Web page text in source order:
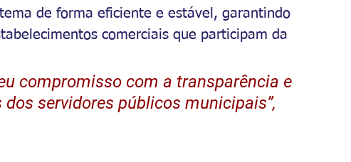
de forma eficiente e estável, garantindo
comerciais que participam da
compromisso com a transparência e
servidores públicos municipais”,